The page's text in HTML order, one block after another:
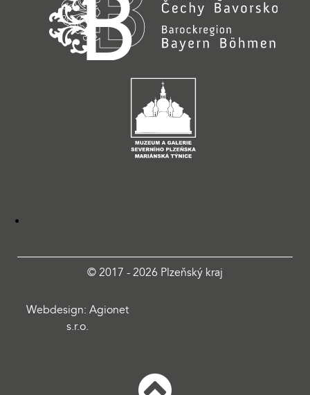
© 2017 - 2026 Plzeňský kraj
Webdesign: Agionet
s.r.o.